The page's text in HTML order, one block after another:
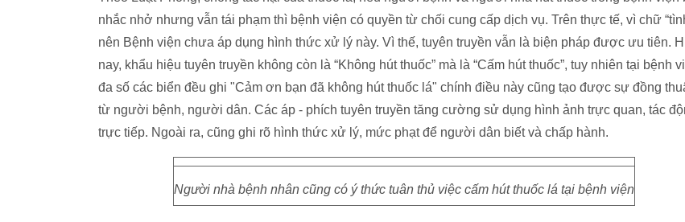
nhắc nhở nhưng vẫn tái phạm thì bệnh viện có quyền từ chối cung cấp dịch vụ. Trên thực tế, vì chữ
nên Bệnh viện chưa áp dụng hình thức xử lý này. Vì thế, tuyên truyền vẫn là biện pháp được ưu tiên.
nay, khẩu hiệu tuyên truyền không còn là “Không hút thuốc” mà là “Cấm hút thuốc”, tuy nhiên tại bệnh
đa số các biển đều ghi "Cảm ơn bạn đã không hút thuốc lá" chính điều này cũng tạo được sự đồng
từ người bệnh, người dân. Các áp - phích tuyên truyền tăng cường sử dụng hình ảnh trực quan, tác
trực tiếp. Ngoài ra, cũng ghi rõ hình thức xử lý, mức phạt để người dân biết và chấp hành.
Người nhà bệnh nhân cũng có ý thức tuân thủ việc cấm hút thuốc lá tại bệnh viện